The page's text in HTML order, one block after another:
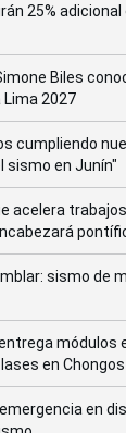
25% adicional
Biles
Lima 2027
cumpliendo
sismo en Junín"
acelera
sismo de
módulos
en Chongos
en